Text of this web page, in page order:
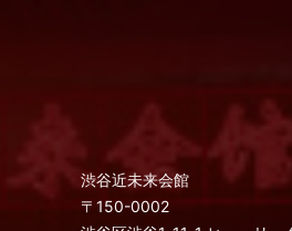
渋谷近未来会館
〒150-0002